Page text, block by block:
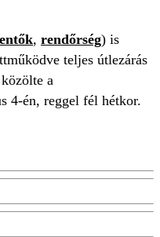
, rendőrség) is
teljes útlezárás
a
4-én, reggel fél hétkor.